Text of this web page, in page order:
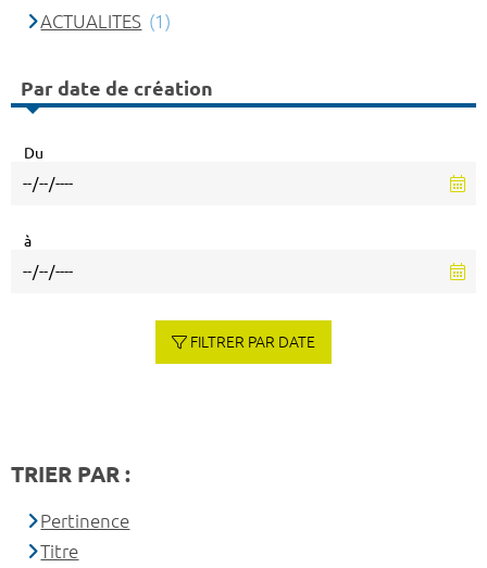
ACTUALITES (1)
Par date de création
Du
à
FILTRER PAR DATE
TRIER PAR :
Pertinence
Titre